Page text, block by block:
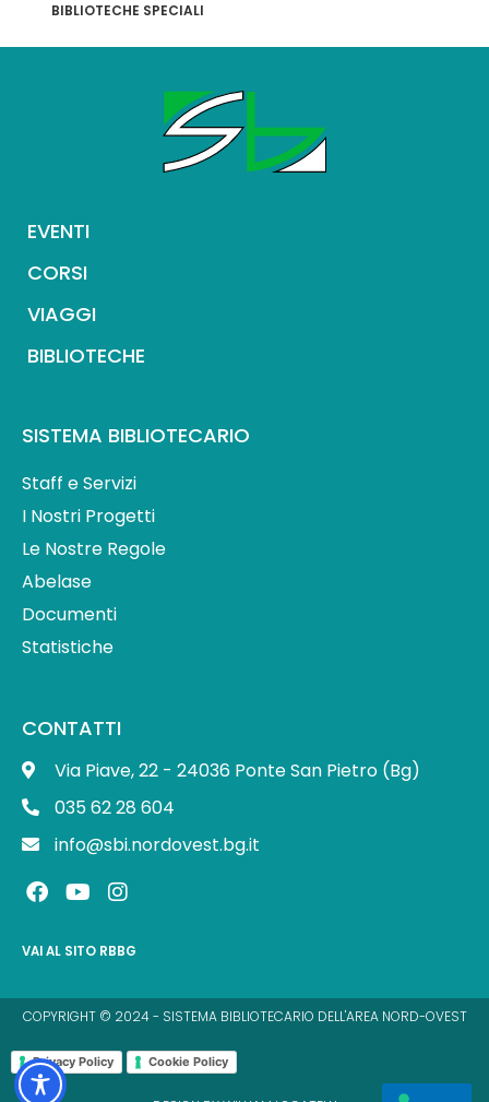
BIBLIOTECHE SPECIALI
EVENTI
CORSI
VIAGGI
BIBLIOTECHE
SISTEMA BIBLIOTECARIO
Staff e Servizi
I Nostri Progetti
Le Nostre Regole
Abelase
Documenti
Statistiche
CONTATTI
Via Piave, 22 - 24036 Ponte San Pietro (Bg)
035 62 28 604
info@sbi.nordovest.bg.it
F
a
e
o
o
Y
o
t
b
e
I
n
t
g
r
m
VAI AL SITO RBBG
COPYRIGHT © 2024 - SISTEMA BIBLIOTECARIO DELL'AREA NORD-OVEST
Privacy Policy Cookie Policy